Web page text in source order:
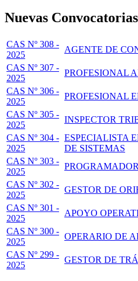
Nuevas Convocatorias
CAS Nº 308 -
2025
AGENTE DE
CAS Nº 307 -
2025
PROFESIONAL
CAS Nº 306 -
2025
PROFESIONAL
CAS Nº 305 -
2025
INSPECTOR
CAS Nº 304 -
2025
ESPECIALISTA
DE SISTEMAS
CAS Nº 303 -
2025
CAS Nº 302 -
2025
GESTOR DE
CAS Nº 301 -
2025
APOYO
CAS Nº 300 -
2025
OPERARIO DE
CAS Nº 299 -
2025
GESTOR DE